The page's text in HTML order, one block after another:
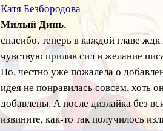
Катя Безбородова
Милый Динь,
спасибо, теперь в каждой главе
чувствую прилив сил и желание
Но, честно уже пожалела о
идея не понравилась совсем, хоть
добавлены. А после дизлайка без
извините, как-то так получилось